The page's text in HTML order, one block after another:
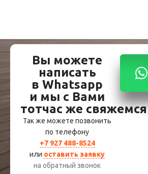
Вы можете
написать
в Whatsapp
и мы с Вами
тотчас же свяжемся
Так же можете позвонить
по телефону
+7 927 488-8524
или оставить заявку
на обратный звонок